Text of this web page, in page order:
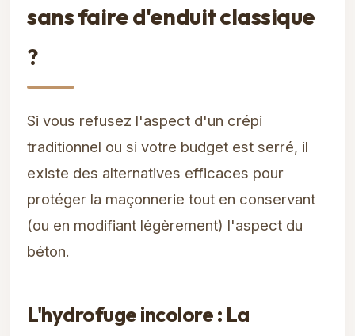
sans faire d'enduit classique
?
Si vous refusez l'aspect d'un crépi
traditionnel ou si votre budget est serré, il
existe des alternatives efficaces pour
protéger la maçonnerie tout en conservant
(ou en modifiant légèrement) l'aspect du
béton.
L'hydrofuge incolore : La